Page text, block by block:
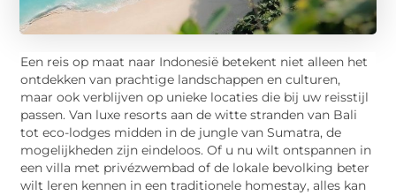
Een reis op maat naar Indonesië betekent niet alleen het
ontdekken van prachtige landschappen en culturen,
maar ook verblijven op unieke locaties die bij uw reisstijl
passen. Van luxe resorts aan de witte stranden van Bali
tot eco-lodges midden in de jungle van Sumatra, de
mogelijkheden zijn eindeloos. Of u nu wilt ontspannen in
een villa met privézwembad of de lokale bevolking beter
wilt leren kennen in een traditionele homestay, alles kan